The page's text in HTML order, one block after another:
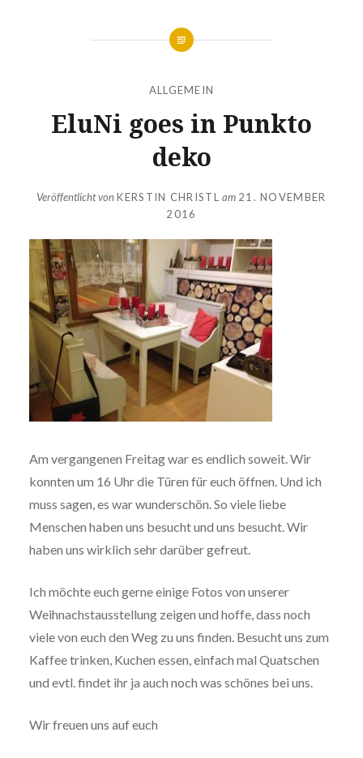
ALLGEMEIN
EluNi goes in Punkto
deko
Veröffentlicht vonKERSTIN CHRISTL am 21. NOVEMBER
2016
Am vergangenen Freitag war es endlich soweit. Wir
konnten um 16 Uhr die Türen für euch öffnen. Und ich
muss sagen, es war wunderschön. So viele liebe
Menschen haben uns besucht und uns besucht. Wir
haben uns wirklich sehr darüber gefreut.
Ich möchte euch gerne einige Fotos von unserer
Weihnachstausstellung zeigen und hoffe, dass noch
viele von euch den Weg zu uns finden. Besucht uns zum
Kaffee trinken, Kuchen essen, einfach mal Quatschen
und evtl. findet ihr ja auch noch was schönes bei uns.
Wir freuen uns auf euch